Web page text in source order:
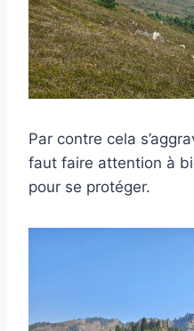
Par contre cela
faut faire attention à
pour se protéger.